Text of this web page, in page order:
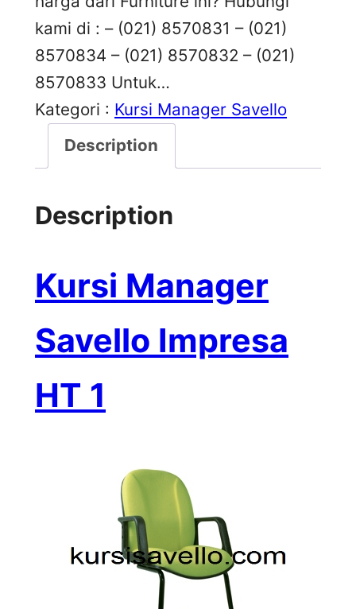
kami di : – (021) 8570831 – (021)
8570834 – (021) 8570832 – (021)
8570833 Untuk…
Kategori : Kursi Manager Savello
Description
Description
Kursi Manager
Savello Impresa
HT 1